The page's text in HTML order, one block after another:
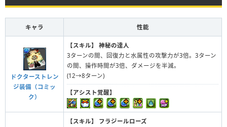
キャラ 性能
ドクターストレン
ジ装備（コミッ
ク）
【スキル】
神秘の達人
3ターンの間、回復力と水属性の攻撃力が3倍。3ターン
の間、操作時間が3倍、ダメージを半減。
(12→8ターン)
【アシスト覚醒】
【スキル】 フラジールローズ